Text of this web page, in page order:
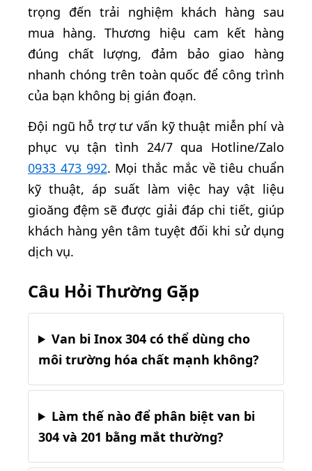
trọng đến trải nghiệm khách hàng sau
mua hàng. Thương hiệu cam kết hàng
đúng chất lượng, đảm bảo giao hàng
nhanh chóng trên toàn quốc để công trình
của bạn không bị gián đoạn.
Đội ngũ hỗ trợ tư vấn kỹ thuật miễn phí và
phục vụ tận tình 24/7 qua Hotline/Zalo
0933 473 992. Mọi thắc mắc về tiêu chuẩn
kỹ thuật, áp suất làm việc hay vật liệu
gioăng đệm sẽ được giải đáp chi tiết, giúp
khách hàng yên tâm tuyệt đối khi sử dụng
dịch vụ.
Câu Hỏi Thường Gặp
Van bi Inox 304 có thể dùng cho
môi trường hóa chất mạnh không?
Làm thế nào để phân biệt van bi
304 và 201 bằng mắt thường?